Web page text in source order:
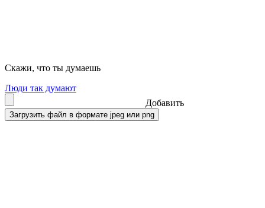
Скажи, что ты думаешь
Люди так думают
Добавить